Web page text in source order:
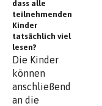
dass alle
teilnehmenden
Kinder
tatsächlich viel
lesen?
Die Kinder
können
anschließend
an die